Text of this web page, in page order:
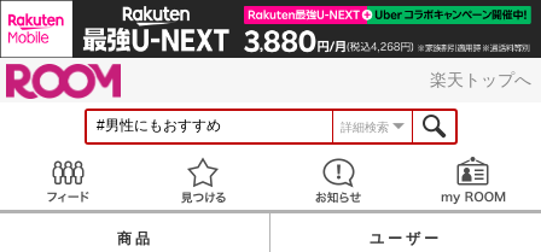
楽天トップへ
詳細検索
見つける お知らせ
商品 ユーザー